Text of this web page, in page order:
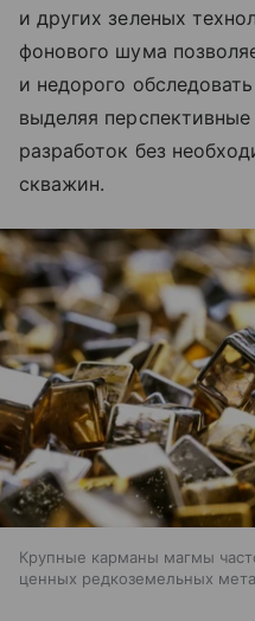
и других зеленых
фонового шума
и недорого
выделяя
разработок без
скважин.
Крупные карманы магмы
ценных редкоземельных